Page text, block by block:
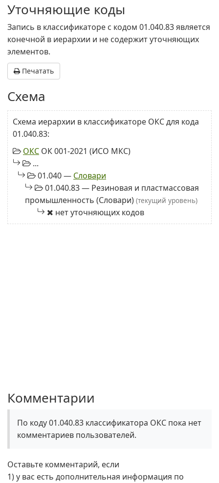
Уточняющие коды
Запись в классификаторе с кодом 01.040.83 является
конечной в иерархии и не содержит уточняющих
элементов.
Печатать
Схема
Схема иерархии в классификаторе ОКС для кода
01.040.83:
ОКС ОК 001-2021 (ИСО МКС)
...
01.040 — Словари
01.040.83 — Резиновая и пластмассовая
промышленность (Словари) (текущий уровень)
нет уточняющих кодов
Комментарии
По коду 01.040.83 классификатора ОКС пока нет
комментариев пользователей.
Оставьте комментарий, если
1) у вас есть дополнительная информация по